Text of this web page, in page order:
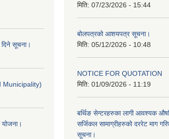
दिने सूचना।
Municipality)
योजना।
मिति: 07/23/2026 - 15:44
बोलपत्रको आशयपत्र सूचना।
मिति: 05/12/2026 - 10:48
NOTICE FOR QUOTATION
मिति: 01/09/2026 - 11:19
बर्थिङ सेन्टरहरुका लागी आवश्यक
सर्जिकल सामाग्रीहरुको दररेट माग
सूचना।